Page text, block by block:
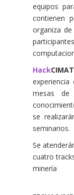
equipos
contienen
organiza
HackCIMAT
mesas
se
seminarios.
Se
cuatro
minería